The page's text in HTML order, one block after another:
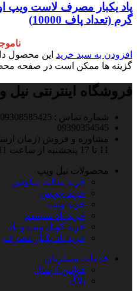
گرم (تعداد پاف 10000)
افزودن به سبد خرید این محصول
گزینه ها ممکن است در صفحه
فروشگاه اینترنتی نیل
شماره تماس : 09308585425
09390354545
مشاوره و فروش (زمان
11 تا 17 پنجشنبه از ساعت 11 تا 14)
محصولات نیل ویپ
خرید سالت نیکوتین
خرید جویس
خرید ویپ
خرید پاد سیستم
خرید کویل ویپ و پاد
خرید پاد یکبار مصرف
خدمات مشتریان
قوانین ارسال
بلاگ